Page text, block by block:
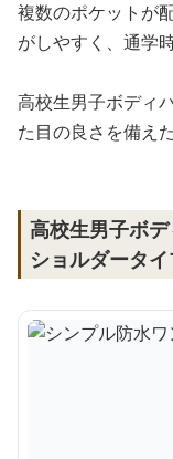
複数のポケットが
がしやすく、通学
高校生男子ボディ
た目の良さを備え
高校生男子ボ
ショルダータ